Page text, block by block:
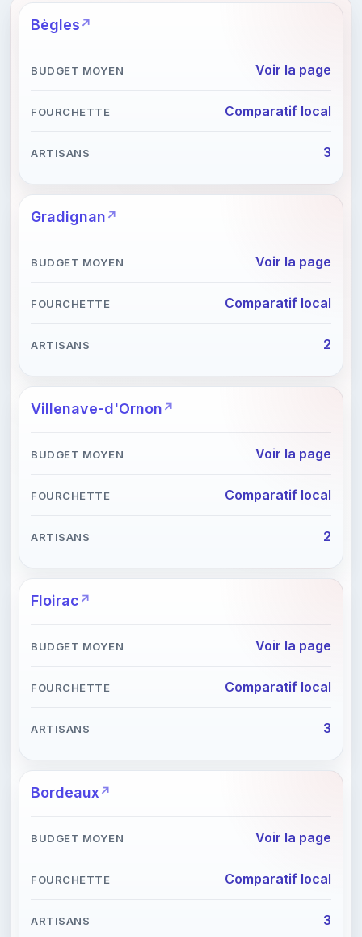
Bègles
Voir la page
Comparatif local
3
Gradignan
Voir la page
Comparatif local
2
Villenave-d'Ornon
Voir la page
Comparatif local
2
Floirac
Voir la page
Comparatif local
3
Bordeaux
Voir la page
Comparatif local
3